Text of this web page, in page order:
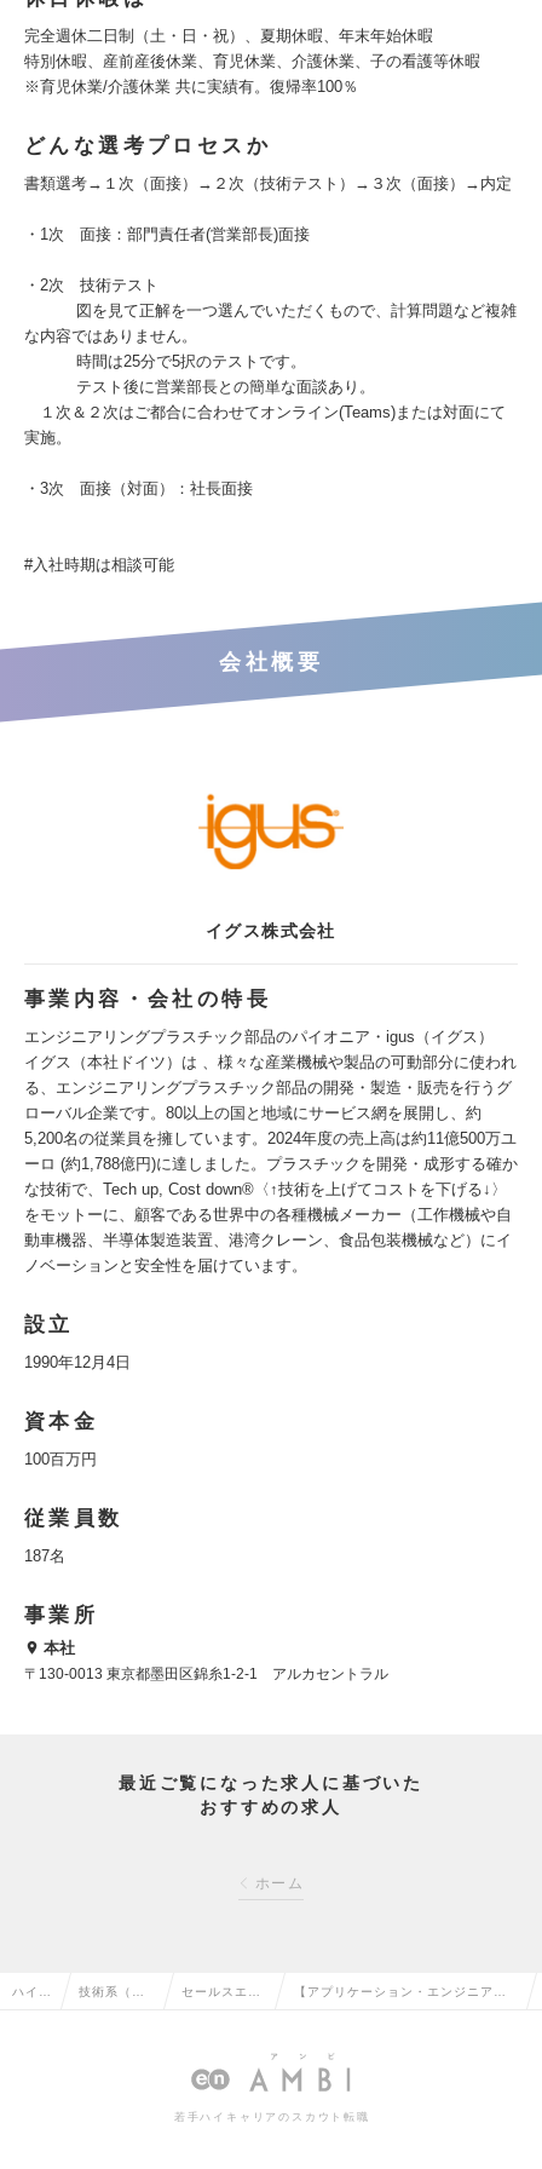
完全週休二日制（土・日・祝）、夏期休暇、年末年始休暇
特別休暇、産前産後休業、育児休業、介護休業、子の看護等休暇
※育児休業/介護休業 共に実績有。復帰率100％
どんな選考プロセスか
書類選考→１次（面接）→２次（技術テスト）→３次（面接）→内定
・1次 面接：部門責任者(営業部長)面接
・2次 技術テスト
図を見て正解を一つ選んでいただくもので、計算問題など複雑
な内容ではありません。
時間は25分で5択のテストです。
テスト後に営業部長との簡単な面談あり。
１次＆２次はご都合に合わせてオンライン(Teams)または対面にて
実施。
・3次 面接（対面）：社長面接
#入社時期は相談可能
会社概要
イグス株式会社
事業内容・会社の特長
エンジニアリングプラスチック部品のパイオニア・igus（イグス）
イグス（本社ドイツ）は 、様々な産業機械や製品の可動部分に使われ
る、エンジニアリングプラスチック部品の開発・製造・販売を行うグ
ローバル企業です。80以上の国と地域にサービス網を展開し、約
5,200名の従業員を擁しています。2024年度の売上高は約11億500万ユ
ーロ (約1,788億円)に達しました。プラスチックを開発・成形する確か
な技術で、Tech up, Cost down®〈↑技術を上げてコストを下げる↓〉
をモットーに、顧客である世界中の各種機械メーカー（工作機械や自
動車機器、半導体製造装置、港湾クレーン、食品包装機械など）にイ
ノベーションと安全性を届けています。
設立
1990年12月4日
資本金
100百万円
従業員数
187名
事業所
本社
〒130-0013 東京都墨田区錦糸1-2-1 アルカセントラル
最近ご覧になった求人に基づいた
おすすめの求人
ホーム
ハイク 技術系（電 セールスエン
気・電子）の
【アプリケーション・エンジニア】
休125日・外資系メーカーの求人情報
若手ハイキャリアのスカウト転職